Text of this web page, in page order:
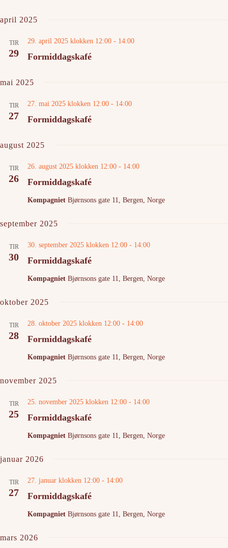
april 2025
TIR
29 Formiddagskafé
29. april 2025 klokken 12:00 - 14:00
mai 2025
TIR
27 Formiddagskafé
27. mai 2025 klokken 12:00 - 14:00
august 2025
TIR
26 Formiddagskafé
26. august 2025 klokken 12:00 - 14:00
Kompagniet Bjørnsons gate 11, Bergen, Norge
september 2025
TIR
30 Formiddagskafé
30. september 2025 klokken 12:00 - 14:00
Kompagniet Bjørnsons gate 11, Bergen, Norge
oktober 2025
TIR
28 Formiddagskafé
28. oktober 2025 klokken 12:00 - 14:00
Kompagniet Bjørnsons gate 11, Bergen, Norge
november 2025
TIR
25 Formiddagskafé
25. november 2025 klokken 12:00 - 14:00
Kompagniet Bjørnsons gate 11, Bergen, Norge
januar 2026
TIR
27 Formiddagskafé
27. januar klokken 12:00 - 14:00
Kompagniet Bjørnsons gate 11, Bergen, Norge
mars 2026